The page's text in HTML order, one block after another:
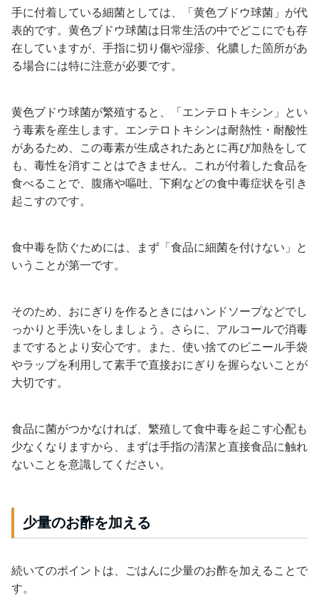
手に付着している細菌としては、「黄色ブドウ球菌」が代
表的です。黄色ブドウ球菌は日常生活の中でどこにでも存
在していますが、手指に切り傷や湿疹、化膿した箇所があ
る場合には特に注意が必要です。
黄色ブドウ球菌が繁殖すると、「エンテロトキシン」とい
う毒素を産生します。エンテロトキシンは耐熱性・耐酸性
があるため、この毒素が生成されたあとに再び加熱をして
も、毒性を消すことはできません。これが付着した食品を
食べることで、腹痛や嘔吐、下痢などの食中毒症状を引き
起こすのです。
食中毒を防ぐためには、まず「食品に細菌を付けない」と
いうことが第一です。
そのため、おにぎりを作るときにはハンドソープなどでし
っかりと手洗いをしましょう。さらに、アルコールで消毒
までするとより安心です。また、使い捨てのビニール手袋
やラップを利用して素手で直接おにぎりを握らないことが
大切です。
食品に菌がつかなければ、繁殖して食中毒を起こす心配も
少なくなりますから、まずは手指の清潔と直接食品に触れ
ないことを意識してください。
少量のお酢を加える
続いてのポイントは、ごはんに少量のお酢を加えることで
す。